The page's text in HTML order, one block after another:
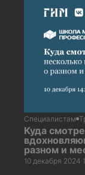
Специалистам
Куда
разном и
10 декабря 2024